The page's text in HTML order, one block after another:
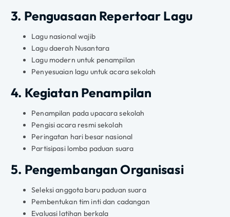
3. Penguasaan Repertoar Lagu
Lagu nasional wajib
Lagu daerah Nusantara
Lagu modern untuk penampilan
Penyesuaian lagu untuk acara sekolah
4. Kegiatan Penampilan
Penampilan pada upacara sekolah
Pengisi acara resmi sekolah
Peringatan hari besar nasional
Partisipasi lomba paduan suara
5. Pengembangan Organisasi
Seleksi anggota baru paduan suara
Pembentukan tim inti dan cadangan
Evaluasi latihan berkala